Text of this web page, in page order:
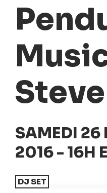
SAMEDI 26
2016 - 16H
DJ SET